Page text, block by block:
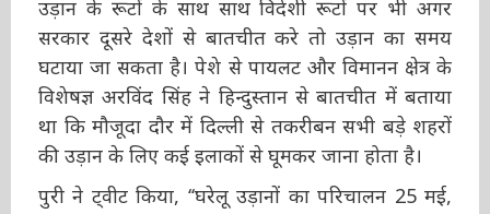
के भीतर उड़ान के रूटों के साथ साथ विदेशी रूटों पर भी
अगर सरकार दूसरे देशों से बातचीत करे तो उड़ान का
समय घटाया जा सकता है। पेशे से पायलट और विमानन
क्षेत्र के विशेषज्ञ अरविंद सिंह ने हिन्दुस्तान से बातचीत में
बताया था कि मौजूदा दौर में दिल्ली से तकरीबन सभी
बड़े शहरों की उड़ान के लिए कई इलाकों से घूमकर जाना
होता है।